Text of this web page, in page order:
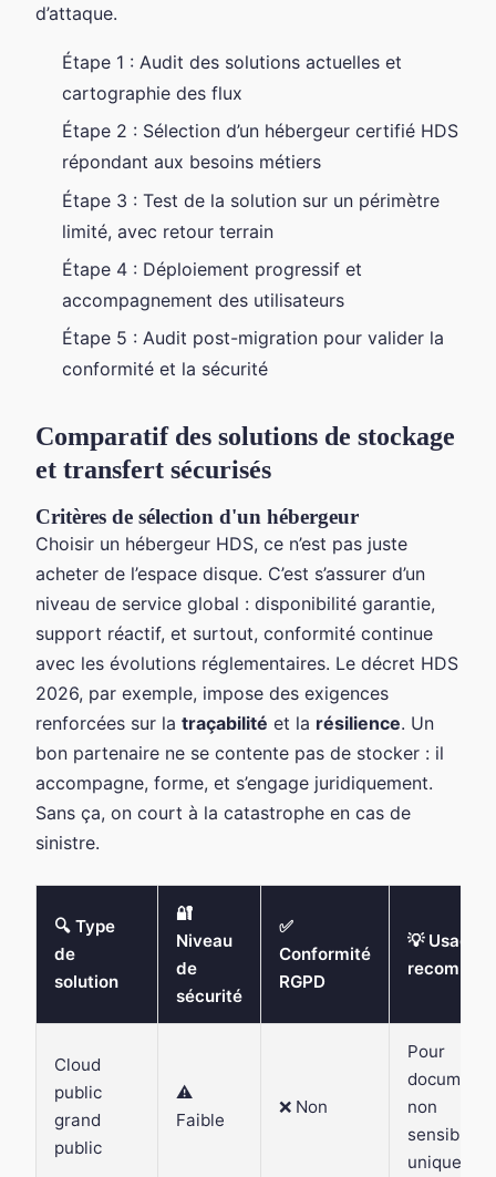
d’attaque.
Étape 1 : Audit des solutions actuelles et
cartographie des flux
Étape 2 : Sélection d’un hébergeur certifié HDS
répondant aux besoins métiers
Étape 3 : Test de la solution sur un périmètre
limité, avec retour terrain
Étape 4 : Déploiement progressif et
accompagnement des utilisateurs
Étape 5 : Audit post-migration pour valider la
conformité et la sécurité
Comparatif des solutions de stockage
et transfert sécurisés
Critères de sélection d'un hébergeur
Choisir un hébergeur HDS, ce n’est pas juste
acheter de l’espace disque. C’est s’assurer d’un
niveau de service global : disponibilité garantie,
support réactif, et surtout, conformité continue
avec les évolutions réglementaires. Le décret HDS
2026, par exemple, impose des exigences
renforcées sur la traçabilité et la résilience. Un
bon partenaire ne se contente pas de stocker : il
accompagne, forme, et s’engage juridiquement.
Sans ça, on court à la catastrophe en cas de
sinistre.
🔍 Type
de
solution
🔐
Niveau
de
sécurité
✅
Conformité
RGPD
💡 Usage
Cloud
public
grand
public
⚠️
Faible
❌ Non
Pour
documents
non
sensibles